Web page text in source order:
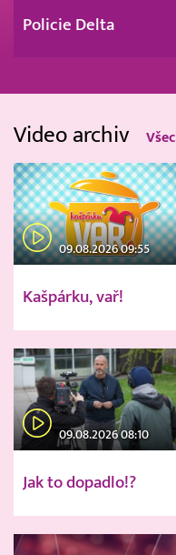
Policie Delta
Video archiv
09.08.2026 09:55
Kašpárku, vař!
09.08.2026 08:10
Jak to dopadlo!?